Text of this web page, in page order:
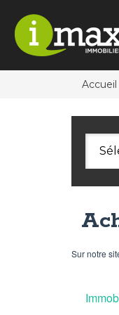
Accueil
Sur notre